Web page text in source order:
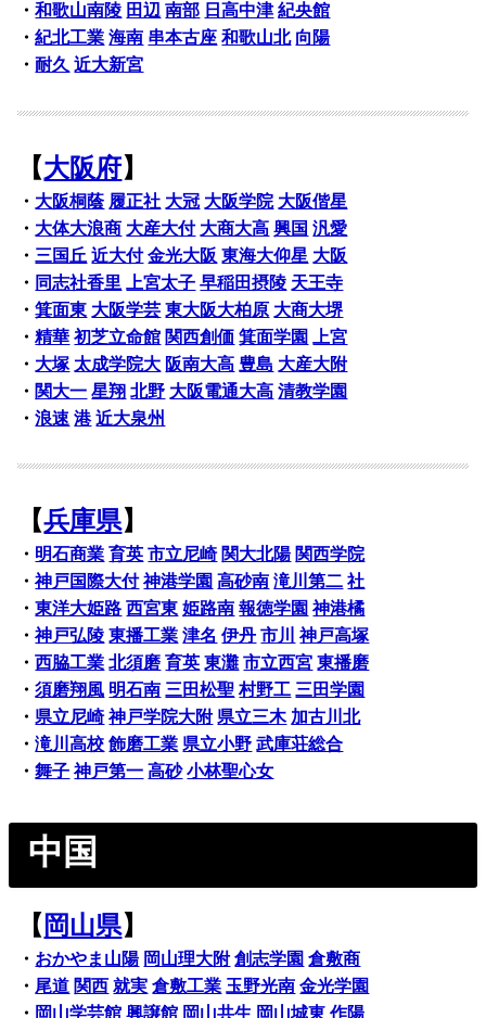
・和歌山南陵 田辺 南部 日高中津 紀央館
・紀北工業 海南 串本古座 和歌山北 向陽
・耐久 近大新宮
【大阪府】
・ 大阪桐蔭 履正社 大冠 大阪学院 大阪偕星
・ 大体大浪商 大産大付 大商大高 興国 汎愛
・ 三国丘 近大付 金光大阪 東海大仰星 大阪
・ 同志社香里 上宮太子 早稲田摂陵 天王寺
・箕面東 大阪学芸 東大阪大柏原 大商大堺
・精華 初芝立命館 関西創価 箕面学園
上宮
・ 大塚 太成学院大 阪南大高 豊島 大産大附
・ 関大一 星翔 北野 大阪電通大高 清教学園
・浪速 港 近大泉州
【兵庫県】
・ 明石商業 育英 市立尼崎 関大北陽 関西学院
・神戸国際大付 神港学園 高砂南 滝川第二 社
・東洋大姫路 西宮東 姫路南 報徳学園 神港橘
・神戸弘陵 東播工業 津名 伊丹 市川
神戸高塚
・西脇工業 北須磨 育英 東灘 市立西宮 東播磨
・須磨翔風 明石南 三田松聖 村野工 三田学園
・ 県立尼崎 神戸学院大附 県立三木 加古川北
・滝川高校 飾磨工業 県立小野 武庫荘総合
・舞子 神戸第一 高砂 小林聖心女
中国
【 岡山県】
・ おかやま山陽 岡山理大附 創志学園 倉敷商
・ 尾道 関西 就実 倉敷工業 玉野光南 金光学園
・ 岡山学芸館 興譲館 岡山共生 岡山城東 作陽